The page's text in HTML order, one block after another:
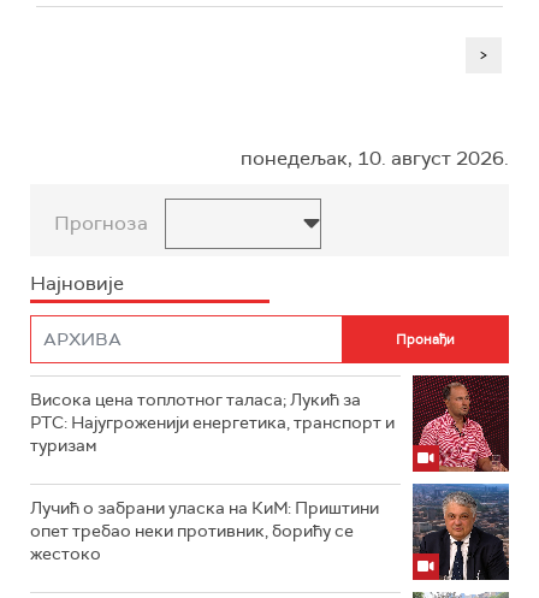
>
понедељак, 10. август 2026.
Прогноза
Најновије
Висока цена топлотног таласа; Лукић за
РТС: Најугроженији енергетика, транспорт и
туризам
Лучић о забрани уласка на КиМ: Приштини
опет требао неки противник, борићу се
жестоко